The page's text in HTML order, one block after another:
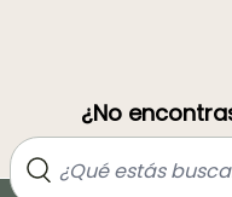
¿No